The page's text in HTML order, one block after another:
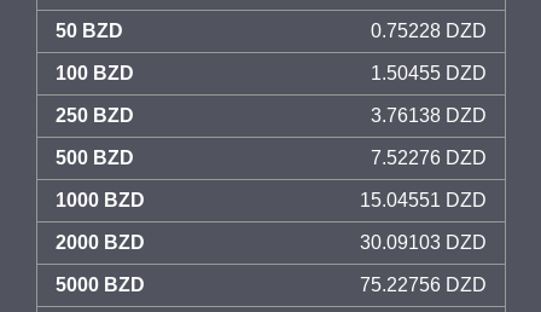
50 BZD 0.75228 DZD
100 BZD 1.50455 DZD
250 BZD 3.76138 DZD
500 BZD 7.52276 DZD
1000 BZD 15.04551 DZD
2000 BZD 30.09103 DZD
5000 BZD 75.22756 DZD